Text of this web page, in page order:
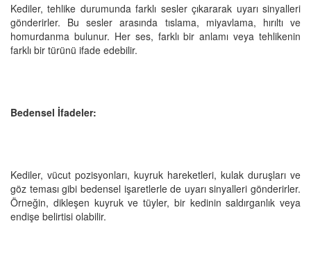
Kediler, tehlike durumunda farklı sesler çıkararak uyarı sinyalleri
gönderirler. Bu sesler arasında tıslama, miyavlama, hırıltı ve
homurdanma bulunur. Her ses, farklı bir anlamı veya tehlikenin
farklı bir türünü ifade edebilir.
Bedensel İfadeler:
Kediler, vücut pozisyonları, kuyruk hareketleri, kulak duruşları ve
göz teması gibi bedensel işaretlerle de uyarı sinyalleri gönderirler.
Örneğin, dikleşen kuyruk ve tüyler, bir kedinin saldırganlık veya
endişe belirtisi olabilir.